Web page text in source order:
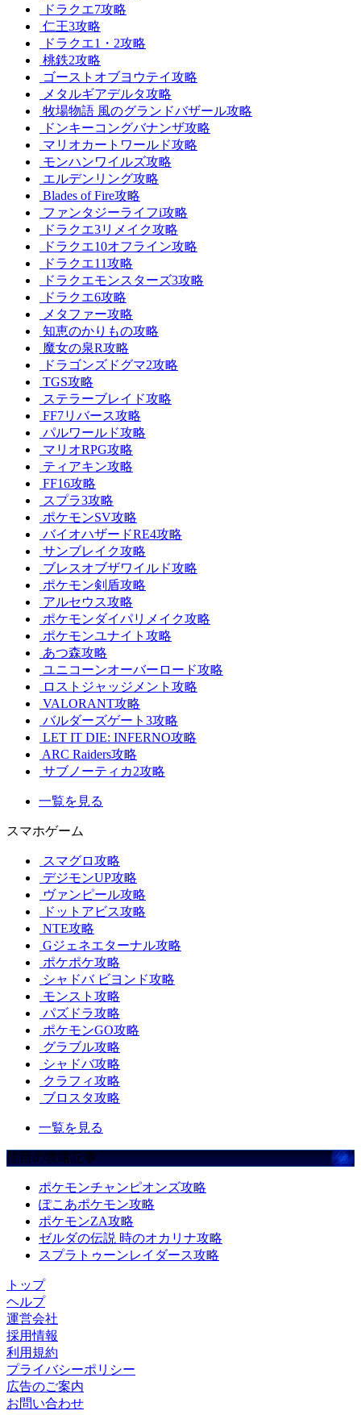
ドラクエ7攻略
仁王3攻略
ドラクエ1・2攻略
桃鉄2攻略
ゴーストオブヨウテイ攻略
メタルギアデルタ攻略
牧場物語 風のグランドバザール攻略
ドンキーコングバナンザ攻略
マリオカートワールド攻略
モンハンワイルズ攻略
エルデンリング攻略
Blades of Fire攻略
ファンタジーライフi攻略
ドラクエ3リメイク攻略
ドラクエ10オフライン攻略
ドラクエ11攻略
ドラクエモンスターズ3攻略
ドラクエ6攻略
メタファー攻略
知恵のかりもの攻略
魔女の泉R攻略
ドラゴンズドグマ2攻略
TGS攻略
ステラーブレイド攻略
FF7リバース攻略
パルワールド攻略
マリオRPG攻略
ティアキン攻略
FF16攻略
スプラ3攻略
ポケモンSV攻略
バイオハザードRE4攻略
サンブレイク攻略
ブレスオブザワイルド攻略
ポケモン剣盾攻略
アルセウス攻略
ポケモンダイパリメイク攻略
ポケモンユナイト攻略
あつ森攻略
ユニコーンオーバーロード攻略
ロストジャッジメント攻略
VALORANT攻略
バルダーズゲート3攻略
LET IT DIE: INFERNO攻略
ARC Raiders攻略
サブノーティカ2攻略
一覧を見る
スマホゲーム
スマグロ攻略
デジモンUP攻略
ヴァンピール攻略
ドットアビス攻略
NTE攻略
Gジェネエターナル攻略
ポケポケ攻略
シャドバ ビヨンド攻略
モンスト攻略
パズドラ攻略
ポケモンGO攻略
グラブル攻略
シャドバ攻略
クラフィ攻略
ブロスタ攻略
一覧を見る
注目の攻略記事
ポケモンチャンピオンズ攻略
ぽこあポケモン攻略
ポケモンZA攻略
ゼルダの伝説 時のオカリナ攻略
スプラトゥーンレイダース攻略
トップ
ヘルプ
運営会社
採用情報
利用規約
プライバシーポリシー
広告のご案内
お問い合わせ